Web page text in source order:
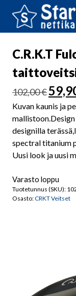
C.R.K.T
102,00€
hinta
oli:
102,00
Kuvan kaunis ja
designilla
spectral titanium
Uusi look ja uusi
Varasto loppu
Tuotetunnus (SKU):
Osasto:CRKT Veitset